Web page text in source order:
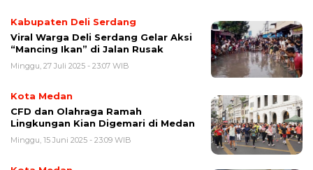
Kabupaten Deli Serdang
Viral Warga Deli Serdang Gelar Aksi
“Mancing Ikan” di Jalan Rusak
Minggu, 27 Juli 2025 - 23:07 WIB
Kota Medan
CFD dan Olahraga Ramah
Lingkungan Kian Digemari di Medan
Minggu, 15 Juni 2025 - 23:09 WIB